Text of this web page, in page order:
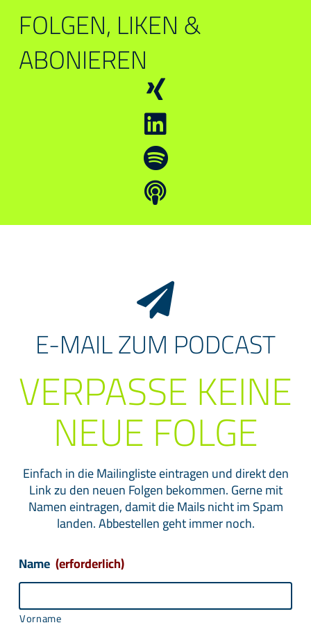
FOLGEN, LIKEN &
ABONIEREN
E-MAIL ZUM PODCAST
VERPASSE KEINE
NEUE FOLGE
Einfach in die Mailingliste eintragen und direkt den
Link zu den neuen Folgen bekommen. Gerne mit
Namen eintragen, damit die Mails nicht im Spam
landen. Abbestellen geht immer noch.
Name (erforderlich)
Vorname